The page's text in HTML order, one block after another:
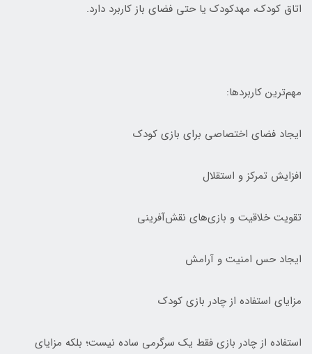
اتاق کودک، مهدکودک یا حتی فضای باز کاربرد دارد.
مهم‌ترین کاربردها:
ایجاد فضای اختصاصی برای بازی کودک
افزایش تمرکز و استقلال
تقویت خلاقیت و بازی‌های نقش‌آفرینی
ایجاد حس امنیت و آرامش
مزایای استفاده از چادر بازی کودک
استفاده از چادر بازی فقط یک سرگرمی ساده نیست؛ بلکه مزایای